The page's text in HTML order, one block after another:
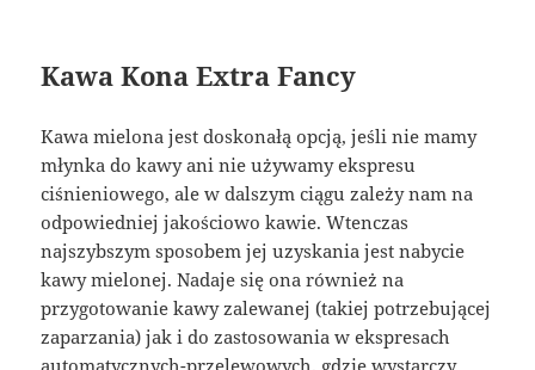
Kawa Kona Extra Fancy
Kawa mielona jest doskonałą opcją, jeśli nie mamy
młynka do kawy ani nie używamy ekspresu
ciśnieniowego, ale w dalszym ciągu zależy nam na
odpowiedniej jakościowo kawie. Wtenczas
najszybszym sposobem jej uzyskania jest nabycie
kawy mielonej. Nadaje się ona również na
przygotowanie kawy zalewanej (takiej potrzebującej
zaparzania) jak i do zastosowania w ekspresach
automatycznych-przelewowych, gdzie wystarczy